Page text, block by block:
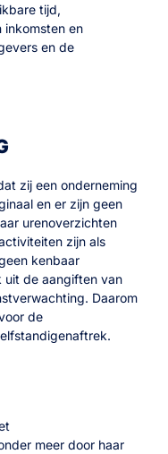
tijd,
inkomsten en
en de
zij een onderneming
en er zijn geen
urenoverzichten
zijn als
kenbaar
uit de aangiften van
Daarom
de
meer door haar